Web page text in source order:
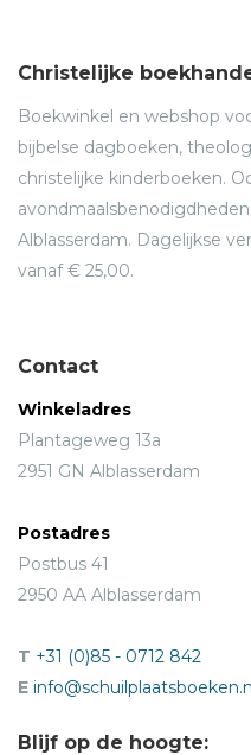
Christelijke
Boekwinkel en webshop
bijbelse dagboeken,
christelijke kinderboeken.
Alblasserdam. Dagelijkse
vanaf € 25,00.
Contact
Winkeladres
Plantageweg 13a
2951 GN Alblasserdam
Postadres
Postbus 41
2950 AA Alblasserdam
T +31 (0)85 - 0712 842
E
Blijf op de hoogte: